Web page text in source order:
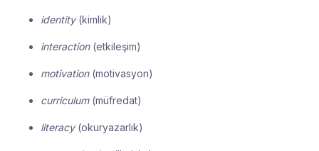
identity(kimlik)
interaction(etkileşim)
motivation(motivasyon)
curriculum(müfredat)
literacy(okuryazarlık)